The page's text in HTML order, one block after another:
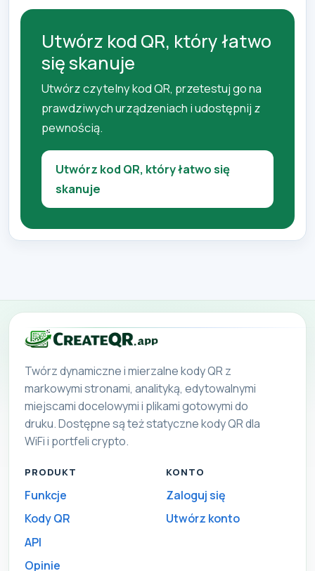
Utwórz kod QR, który łatwo
się skanuje
Utwórz czytelny kod QR, przetestuj go na
prawdziwych urządzeniach i udostępnij z
pewnością.
Utwórz kod QR, który łatwo się
skanuje
Twórz dynamiczne i mierzalne kody QR z
markowymi stronami, analityką, edytowalnymi
miejscami docelowymi i plikami gotowymi do
druku. Dostępne są też statyczne kody QR dla
WiFi i portfeli crypto.
PRODUKT
Funkcje
Kody QR
API
Opinie
KONTO
Zaloguj się
Utwórz konto